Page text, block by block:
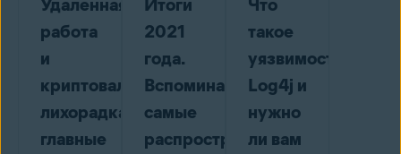
Удаленная
работа
и
криптовалютная
лихорадка:
главные
Итоги
2021
года.
Вспоминаем
самые
распространенные
Что
такое
уязвимость
Log4j и
нужно
ли вам